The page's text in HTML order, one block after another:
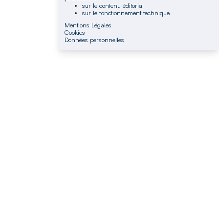
sur le contenu éditorial
sur le fonctionnement technique
Mentions Légales
Cookies
Données personnelles